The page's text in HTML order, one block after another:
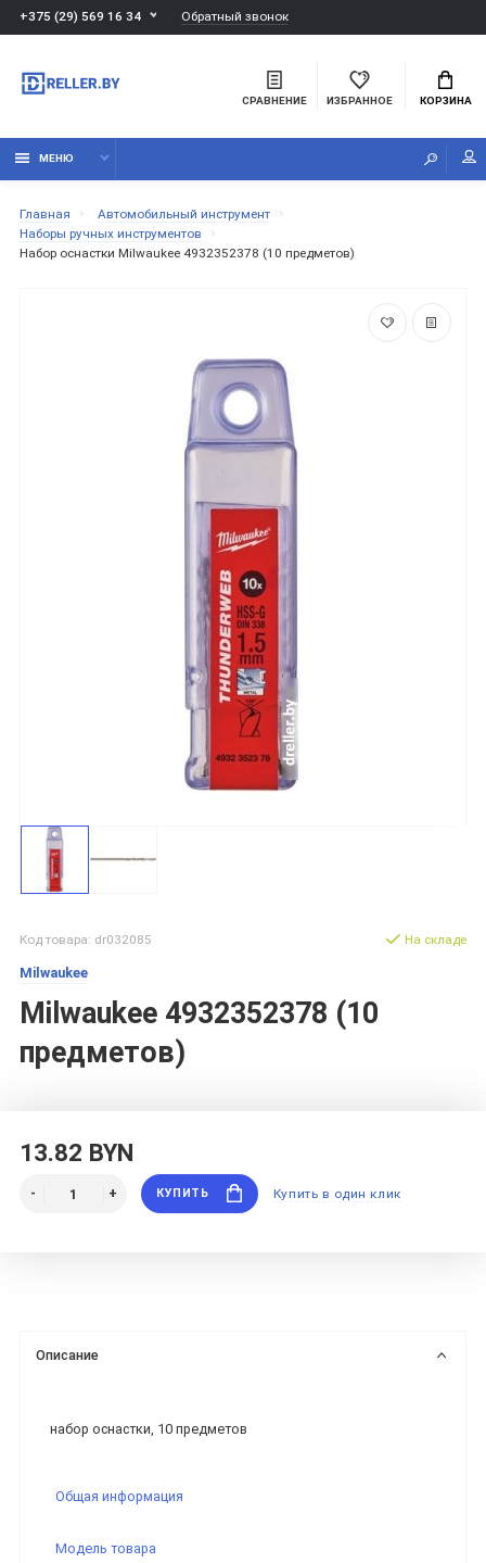
+375 (29) 569 16 34 Обратный звонок
СРАВНЕНИЕ ИЗБРАННОЕ КОРЗИНА
МЕНЮ
Главная
Автомобильный инструмент
Наборы ручных инструментов
Набор оснастки Milwaukee 4932352378 (10 предметов)
Код товара: dr032085
Milwaukee
Milwaukee 4932352378 (10
предметов)
На складе
13.82 BYN
КУПИТЬ Купить в один клик
Описание
набор оснастки, 10 предметов
Общая информация
Модель товара